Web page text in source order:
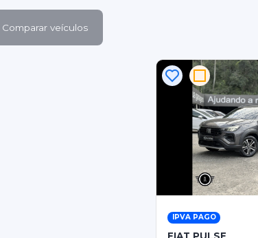
Comparar veículos
IPVA PAGO
FIAT PULSE